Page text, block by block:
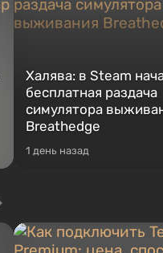
Халява: в Steam
бесплатная раздача
симулятора
Breathedge
1 день назад